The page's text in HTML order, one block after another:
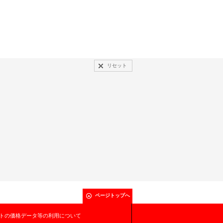
リセット
ページトップへ
の価格データ等の利用について